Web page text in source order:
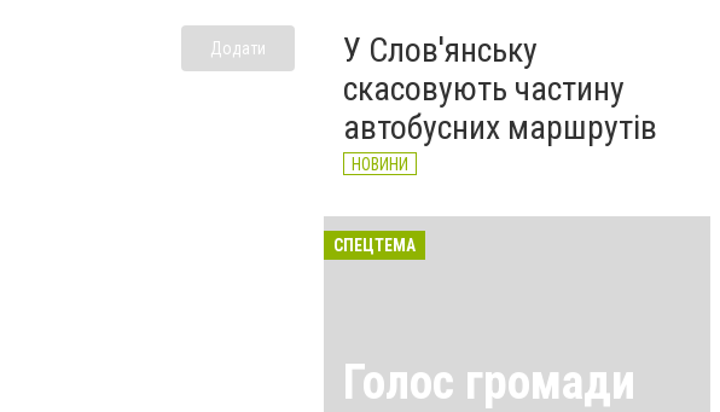
Додати
У Слов'янську
скасовують частину
автобусних маршрутів
НОВИНИ
СПЕЦТЕМА
Голос громади